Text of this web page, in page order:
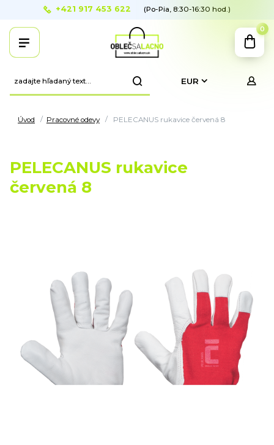
EUR
+421 917 453 622 (Po-Pia, 8:30-16:30 hod.)
0
Úvod Pracovné odevy PELECANUS rukavice červená 8
PELECANUS rukavice
červená 8